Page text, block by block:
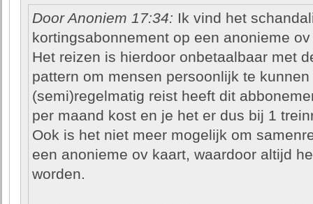
Door Anoniem 17:34: Ik vind het
kortingsabonnement op een anonieme
Het reizen is hierdoor onbetaalbaar met
pattern om mensen persoonlijk te
(semi)regelmatig reist heeft dit
per maand kost en je het er dus bij 1
Ook is het niet meer mogelijk om
een anonieme ov kaart, waardoor altijd
worden.